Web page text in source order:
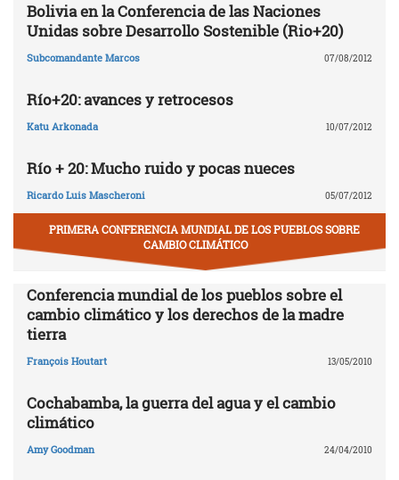
Bolivia en la Conferencia de las Naciones
Unidas sobre Desarrollo Sostenible (Rio+20)
Subcomandante Marcos 07/08/2012
Río+20: avances y retrocesos
Katu Arkonada 10/07/2012
Río + 20: Mucho ruido y pocas nueces
Ricardo Luis Mascheroni 05/07/2012
PRIMERA CONFERENCIA MUNDIAL DE LOS PUEBLOS SOBRE
CAMBIO CLIMÁTICO
Conferencia mundial de los pueblos sobre el
cambio climático y los derechos de la madre
tierra
François Houtart 13/05/2010
Cochabamba, la guerra del agua y el cambio
climático
Amy Goodman 24/04/2010